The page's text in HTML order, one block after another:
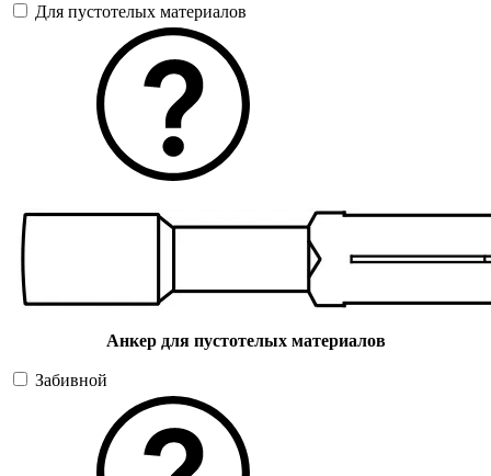
Для пустотелых материалов
Анкер для пустотелых материалов
Забивной